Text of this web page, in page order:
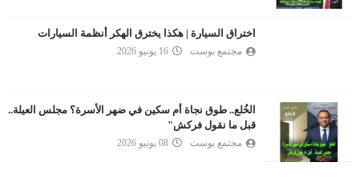
اختراق السيارة | هكذا يخترق الهكر أنظمة السيارات
مجتمع بوست 16 يونيو 2026
الخُلع.. طوق نجاة أم سكين في ضهر الأسرة؟ مجلس العيلة..
قبل ما نقول فركش"
مجتمع بوست 08 يونيو 2026